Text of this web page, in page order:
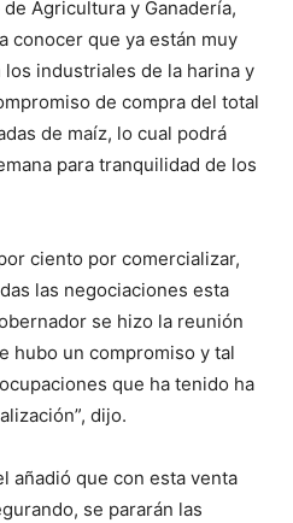
Agricultura y Ganadería,
conocer que ya están muy
los industriales de la harina y
de compra del total
de maíz, lo cual podrá
para tranquilidad de los
ciento por comercializar,
las negociaciones esta
se hizo la reunión
hubo un compromiso y tal
que ha tenido ha
dijo.
añadió que con esta venta
se pararán las